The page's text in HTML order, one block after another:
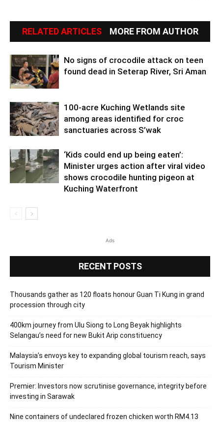
RELATED ARTICLES MORE FROM AUTHOR
No signs of crocodile attack on teen
found dead in Seterap River, Sri Aman
100-acre Kuching Wetlands site
among areas identified for croc
sanctuaries across S’wak
‘Kids could end up being eaten’:
Minister urges action after viral video
shows crocodile hunting pigeon at
Kuching Waterfront
Ads
RECENT POSTS
Thousands gather as 120 floats honour Guan Ti Kung in grand
procession through city
400km journey from Ulu Siong to Long Beyak highlights
Selangau’s need for new Bukit Arip constituency
Malaysia’s envoys key to expanding global tourism reach, says
Tourism Minister
Premier: Investors now scrutinise governance, integrity before
investing in Sarawak
Nine containers of undeclared frozen chicken worth RM4.13